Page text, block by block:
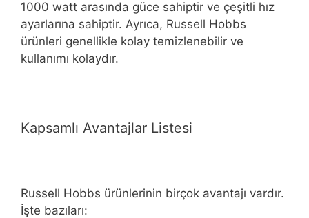
1000 watt arasında güce sahiptir ve çeşitli hız
ayarlarına sahiptir. Ayrıca, Russell Hobbs
ürünleri genellikle kolay temizlenebilir ve
kullanımı kolaydır.
Kapsamlı Avantajlar Listesi
Russell Hobbs ürünlerinin birçok avantajı vardır.
İşte bazıları: